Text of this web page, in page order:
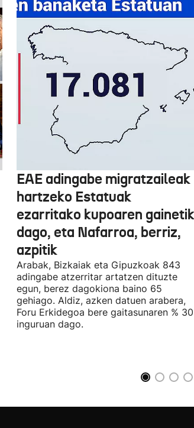
EAE adingabe migratzaileak
hartzeko Estatuak
ezarritako kupoaren gainetik
dago, eta Nafarroa, berriz,
azpitik
Arabak, Bizkaiak eta Gipuzkoak 843
adingabe atzerritar artatzen dituzte
egun, berez dagokiona baino 65
gehiago. Aldiz, azken datuen arabera,
Foru Erkidegoa bere gaitasunaren % 30
inguruan dago.